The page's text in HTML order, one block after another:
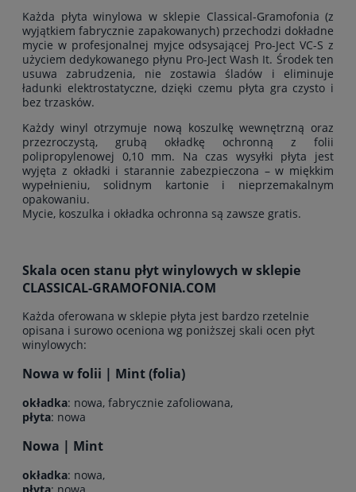
Każda płyta winylowa w sklepie Classical-Gramofonia (z
wyjątkiem fabrycznie zapakowanych) przechodzi dokładne
mycie w profesjonalnej myjce odsysającej Pro-Ject VC-S z
użyciem dedykowanego płynu Pro-Ject Wash It. Środek ten
usuwa zabrudzenia, nie zostawia śladów i eliminuje
ładunki elektrostatyczne, dzięki czemu płyta gra czysto i
bez trzasków.
Każdy winyl otrzymuje nową koszulkę wewnętrzną oraz
przezroczystą, grubą okładkę ochronną z folii
polipropylenowej 0,10 mm. Na czas wysyłki płyta jest
wyjęta z okładki i starannie zabezpieczona – w miękkim
wypełnieniu, solidnym kartonie i nieprzemakalnym
opakowaniu.
Mycie, koszulka i okładka ochronna są zawsze gratis.
Skala ocen stanu płyt winylowych w sklepie
CLASSICAL-GRAMOFONIA.COM
Każda oferowana w sklepie płyta jest bardzo rzetelnie
opisana i surowo oceniona wg poniższej skali ocen płyt
winylowych:
Nowa w folii | Mint (folia)
okładka: nowa, fabrycznie zafoliowana,
płyta: nowa
Nowa | Mint
okładka: nowa,
płyta: nowa